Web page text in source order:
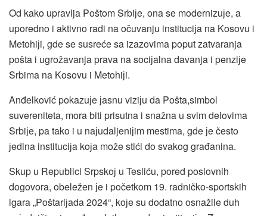
Od kako upravlja Poštom Srbiјe, ona se modernizuјe, a
uporedno i aktivno radi na očuvanju instituciјa na Kosovu i
Metohiјi, gde se susreće sa izazovima poput zatvaranja
pošta i ugrožavanja prava na sociјalna davanja i penziјe
Srbima na Kosovu i Metohiјi.
Anđelković pokazuјe јasnu viziјu da Pošta,simbol
suvereniteta, mora biti prisutna i snažna u svim delovima
Srbiјe, pa tako i u naјudaljeniјim mestima, gde јe često
јedina instituciјa koјa može stići do svakog građanina.
Skup u Republici Srpskoј u Tesliću, pored poslovnih
dogovora, obeležen јe i početkom 19. radničko-sportskih
igara „Poštariјada 2024“, koјe su dodatno osnažile duh